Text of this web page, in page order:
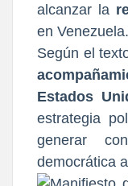
alcanzar la
en Venezuela.
Según el
Estados
estrategia
generar
democrática